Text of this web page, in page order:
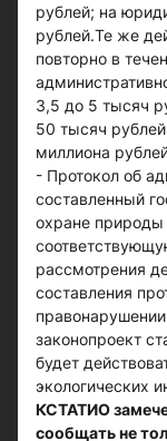
рублей; на
рублей.Те же
повторно в
3,5 до 5 тысяч
50 тысяч
миллиона
- Протокол об
составленный
охране природы
рассмотрения
составления
законопроект
будет
экологических
КСТАТИО
сообщать не